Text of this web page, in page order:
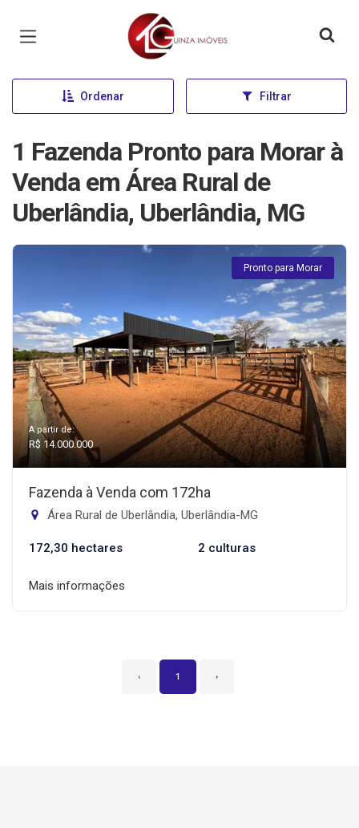
Página inicial
Ordenar Filtrar
1 Fazenda Pronto para Morar à
Venda em Área Rural de
Uberlândia, Uberlândia, MG
Pronto para Morar
A partir de:
R$ 14.000.000
Fazenda à Venda com 172ha
Área Rural de Uberlândia, Uberlândia-MG
172,30 hectares 2 culturas
Mais informações
‹ 1 ›